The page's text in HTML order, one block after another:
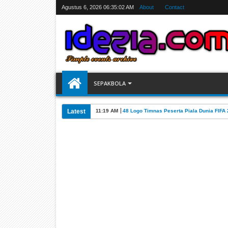
Agustus 6, 2026 06:35:02 AM About Contact
SEPAKBOLA
Latest 11:19 AM 48 Logo Timnas Peserta Piala Dunia FIFA